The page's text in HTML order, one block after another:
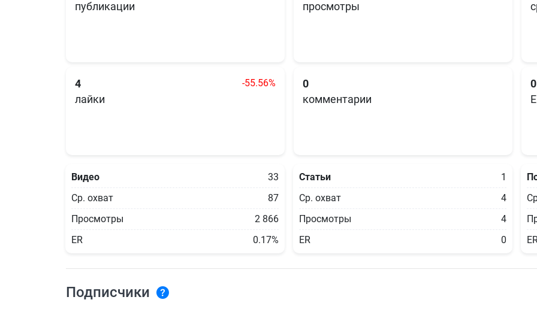
публикации
просмотры
4 -55.56%
лайки
0
комментарии
Видео
33
Ср. охват
87
Просмотры
2 866
ER
0.17%
Статьи
1
Ср. охват
4
Просмотры
4
ER
0
Подписчики